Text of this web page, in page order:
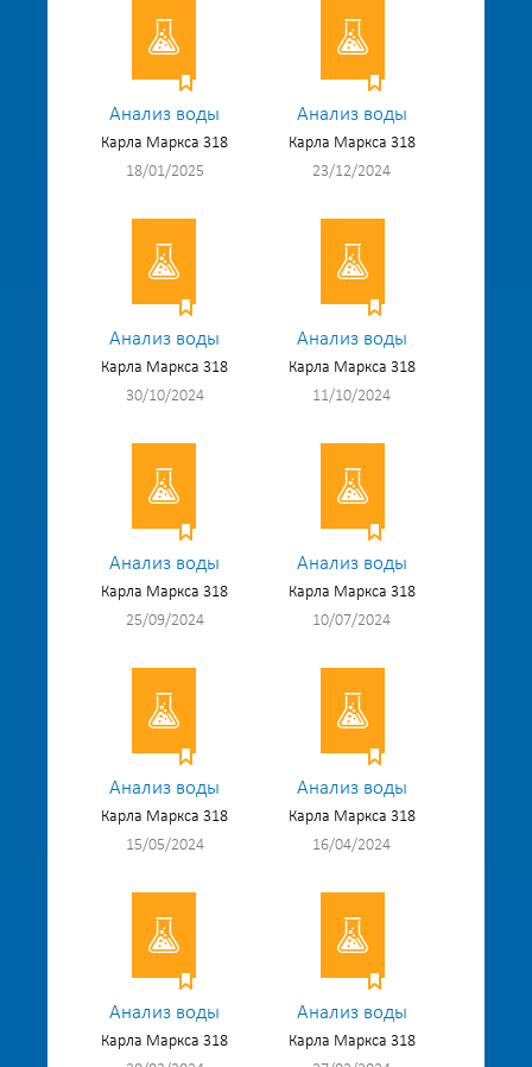
Анализ воды
Карла Маркса 318
18/01/2025
Анализ воды
Карла Маркса 318
23/12/2024
Анализ воды
Карла Маркса 318
30/10/2024
Анализ воды
Карла Маркса 318
11/10/2024
Анализ воды
Карла Маркса 318
25/09/2024
Анализ воды
Карла Маркса 318
10/07/2024
Анализ воды
Карла Маркса 318
15/05/2024
Анализ воды
Карла Маркса 318
16/04/2024
Анализ воды
Карла Маркса 318
Анализ воды
Карла Маркса 318